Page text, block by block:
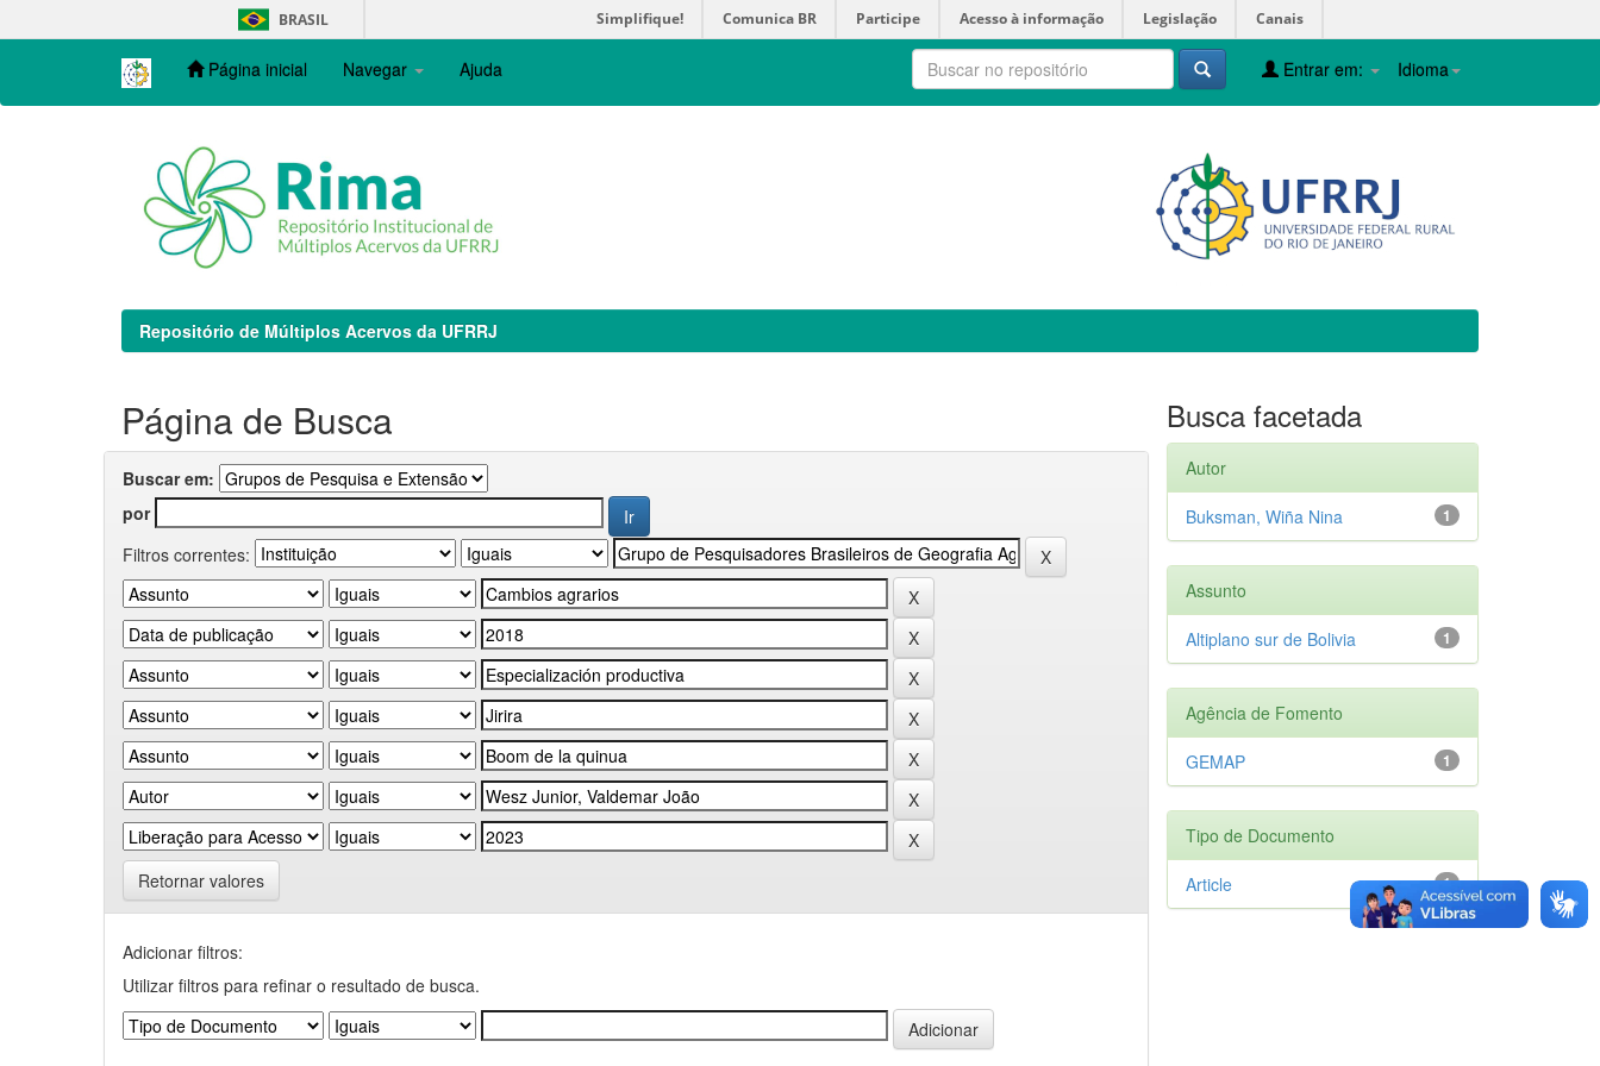
navigation
BRASIL Simplifique! Comunica BR Participe Acesso à informação Legislação Canais
Página inicial Navegar Ajuda Idioma
Entrar em:
Repositório de Múltiplos Acervos da UFRRJ
Página de Busca
Buscar em:
por
Filtros correntes:
Retornar valores
Adicionar filtros:
Utilizar filtros para refinar o resultado de busca.
Busca facetada
Autor
1
Buksman, Wiña Nina
Assunto
1
Altiplano sur de Bolivia
Agência de Fomento
1
GEMAP
Tipo de Documento
1
Article